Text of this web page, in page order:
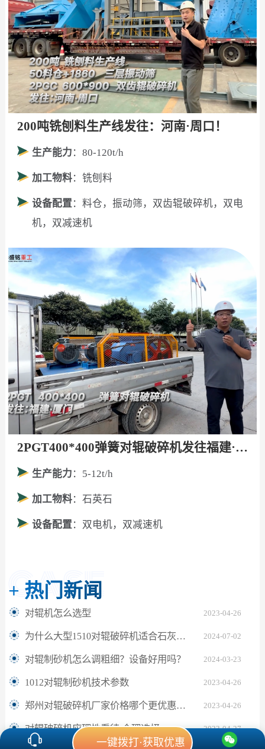
200吨铣刨料生产线发往：河南·周口！
生产能力 ：80-120t/h
加工物料：铣刨料
设备配置：料仓，振动筛，双齿辊破碎机，双电
机，双减速机
2PGT400*400弹簧对辊破碎机发往福建·厦门！
生产能力 ：5-12t/h
加工物料：石英石
设备配置：双电机，双减速机
+ 热门新闻
2023-04-26
对辊机怎么选型
2024-07-02
为什么大型1510对辊破碎机适合石灰岩破碎？
2024-03-23
对辊制砂机怎么调粗细？设备好用吗？
2023-04-26
1012对辊制砂机技术参数
2023-04-26
郑州对辊破碎机厂家价格哪个更优惠靠谱
2023-04-27
对辊破碎机应理性看待 合理选择
一键拨打·获取优惠